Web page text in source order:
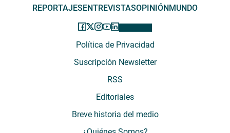
REPORTAJESENTREVISTASOPINIÓNMUNDO
Política de Privacidad
Suscripción Newsletter
RSS
Editoriales
Breve historia del medio